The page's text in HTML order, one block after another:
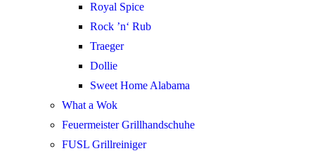
Royal Spice
Rock ’n‘ Rub
Traeger
Dollie
Sweet Home Alabama
What a Wok
Feuermeister Grillhandschuhe
FUSL Grillreiniger